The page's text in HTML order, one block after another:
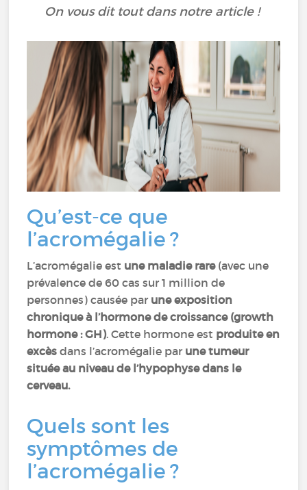
On vous dit tout dans notre article !
Qu’est-ce que
l’acromégalie ?
L’acromégalie est une maladie rare(avec une
prévalence de 60 cas sur 1 million de
personnes) causée par une exposition
chronique à l’hormone de croissance (growth
hormone : GH). Cette hormone est produite en
excès dans l’acromégalie par une tumeur
située au niveau de l’hypophyse dans le
cerveau.
Quels sont les
symptômes de
l’acromégalie ?